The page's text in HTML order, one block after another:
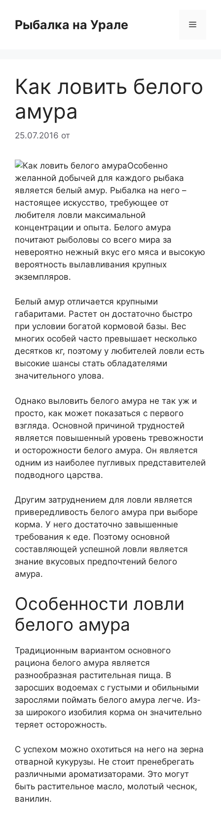
содержимому
Рыбалка на Урале Меню
Как ловить белого
амура
25.07.2016 от
Особенно
желанной добычей для каждого рыбака
является белый амур. Рыбалка на него –
настоящее искусство, требующее от
любителя ловли максимальной
концентрации и опыта. Белого амура
почитают рыболовы со всего мира за
невероятно нежный вкус его мяса и высокую
вероятность вылавливания крупных
экземпляров.
Белый амур отличается крупными
габаритами. Растет он достаточно быстро
при условии богатой кормовой базы. Вес
многих особей часто превышает несколько
десятков кг, поэтому у любителей ловли есть
высокие шансы стать обладателями
значительного улова.
Однако выловить белого амура не так уж и
просто, как может показаться с первого
взгляда. Основной причиной трудностей
является повышенный уровень тревожности
и осторожности белого амура. Он является
одним из наиболее пугливых представителей
подводного царства.
Другим затруднением для ловли является
привередливость белого амура при выборе
корма. У него достаточно завышенные
требования к еде. Поэтому основной
составляющей успешной ловли является
знание вкусовых предпочтений белого
амура.
Особенности ловли
белого амура
Традиционным вариантом основного
рациона белого амура является
разнообразная растительная пища. В
заросших водоемах с густыми и обильными
зарослями поймать белого амура легче. Из-
за широкого изобилия корма он значительно
теряет осторожность.
С успехом можно охотиться на него на зерна
отварной кукурузы. Не стоит пренебрегать
различными ароматизаторами. Это могут
быть растительное масло, молотый чеснок,
ванилин.